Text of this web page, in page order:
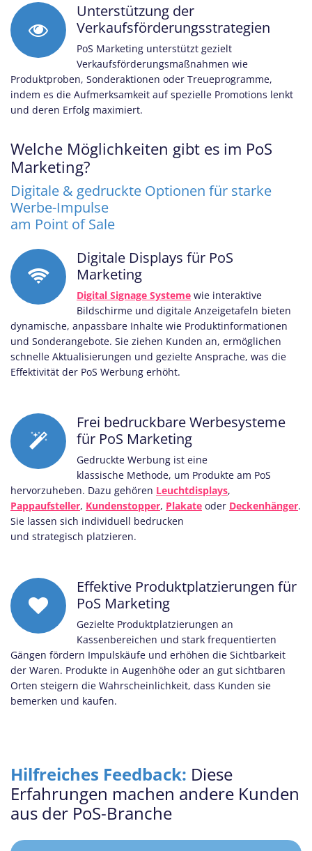
Unterstützung der
Verkaufsförderungsstrategien
PoS Marketing unterstützt gezielt
Verkaufsförderungsmaßnahmen wie
Produktproben, Sonderaktionen oder Treueprogramme,
indem es die Aufmerksamkeit auf spezielle Promotions lenkt
und deren Erfolg maximiert.
Welche Möglichkeiten gibt es im PoS
Marketing?
Digitale & gedruckte Optionen für starke
Werbe-Impulse
am Point of Sale
Digitale Displays für PoS
Marketing
Digital Signage Systeme wie interaktive
Bildschirme und digitale Anzeigetafeln bieten
dynamische, anpassbare Inhalte wie Produktinformationen
und Sonderangebote. Sie ziehen Kunden an, ermöglichen
schnelle Aktualisierungen und gezielte Ansprache, was die
Effektivität der PoS Werbung erhöht.
Frei bedruckbare Werbesysteme
für PoS Marketing
Gedruckte Werbung ist eine
klassische Methode, um Produkte am PoS
hervorzuheben. Dazu gehören Leuchtdisplays,
Pappaufsteller, Kundenstopper, Plakate oder Deckenhänger.
Sie lassen sich individuell bedrucken
und strategisch platzieren.
Effektive Produktplatzierungen für
PoS Marketing
Gezielte Produktplatzierungen an
Kassenbereichen und stark frequentierten
Gängen fördern Impulskäufe und erhöhen die Sichtbarkeit
der Waren. Produkte in Augenhöhe oder an gut sichtbaren
Orten steigern die Wahrscheinlichkeit, dass Kunden sie
bemerken und kaufen.
Hilfreiches Feedback: Diese
Erfahrungen machen andere Kunden
aus der PoS-Branche